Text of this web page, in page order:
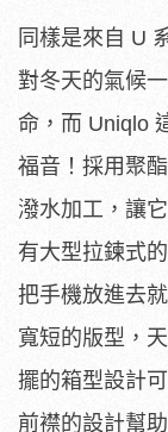
同樣是來自 U
對冬天的氣候
命，而 Uniqlo
福音！採用聚
潑水加工，讓
有大型拉鍊式
把手機放進去
寬短的版型，
擺的箱型設計
前襟的設計幫